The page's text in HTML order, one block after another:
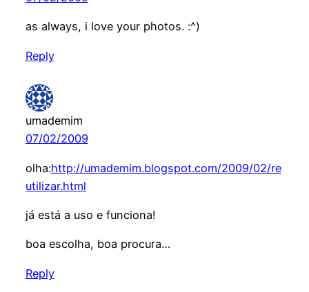
as always, i love your photos. :^)
Reply
umademim
07/02/2009
olha:http://umademim.blogspot.com/2009/02/re
utilizar.html
já está a uso e funciona!
boa escolha, boa procura…
Reply